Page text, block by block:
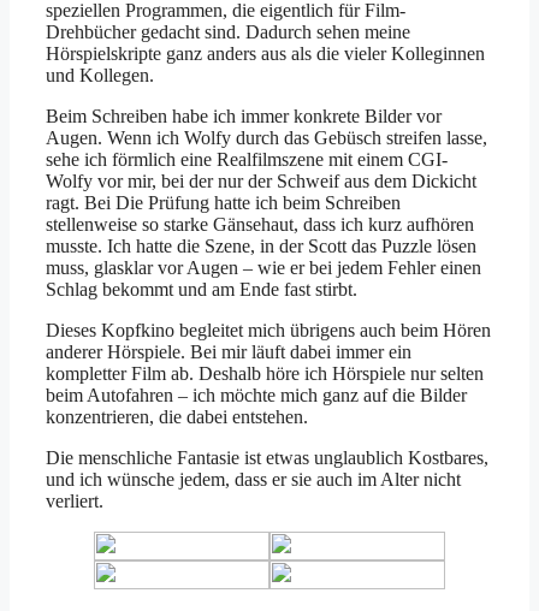
speziellen Programmen, die eigentlich für Film-
Drehbücher gedacht sind. Dadurch sehen meine
Hörspielskripte ganz anders aus als die vieler Kolleginnen
und Kollegen.
Beim Schreiben habe ich immer konkrete Bilder vor
Augen. Wenn ich Wolfy durch das Gebüsch streifen lasse,
sehe ich förmlich eine Realfilmszene mit einem CGI-
Wolfy vor mir, bei der nur der Schweif aus dem Dickicht
ragt. Bei Die Prüfung hatte ich beim Schreiben
stellenweise so starke Gänsehaut, dass ich kurz aufhören
musste. Ich hatte die Szene, in der Scott das Puzzle lösen
muss, glasklar vor Augen – wie er bei jedem Fehler einen
Schlag bekommt und am Ende fast stirbt.
Dieses Kopfkino begleitet mich übrigens auch beim Hören
anderer Hörspiele. Bei mir läuft dabei immer ein
kompletter Film ab. Deshalb höre ich Hörspiele nur selten
beim Autofahren – ich möchte mich ganz auf die Bilder
konzentrieren, die dabei entstehen.
Die menschliche Fantasie ist etwas unglaublich Kostbares,
und ich wünsche jedem, dass er sie auch im Alter nicht
verliert.